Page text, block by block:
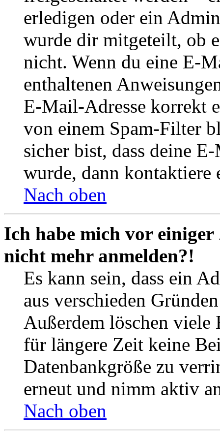
erledigen oder ein
wurde dir mitgeteilt, ob
nicht. Wenn du eine E-
enthaltenen
E-Mail-Adresse korrekt
von einem Spam-Filter
sicher bist, dass deine
wurde, dann kontaktiere
Nach oben
Ich habe mich vor
nicht mehr anmelden?!
Es kann sein, dass ein
aus verschieden
Außerdem löschen viele
für längere Zeit keine
Datenbankgröße zu
erneut und nimm aktiv
Nach oben